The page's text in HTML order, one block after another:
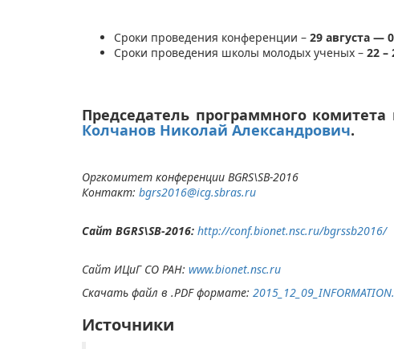
Сроки проведения конференции – 29 августа —
Сроки проведения школы молодых ученых – 22 –
Председатель программного
Колчанов Николай Александрович.
Оргкомитет конференции BGRS\SB-2016
Контакт: bgrs2016@icg.sbras.ru
Сайт BGRS\SB-2016: http://conf.bionet.nsc.ru/bgrssb2016/
Сайт ИЦиГ СО РАН: www.bionet.nsc.ru
Скачать файл в .PDF формате: 2015_12_09_INFORMATION.
Источники